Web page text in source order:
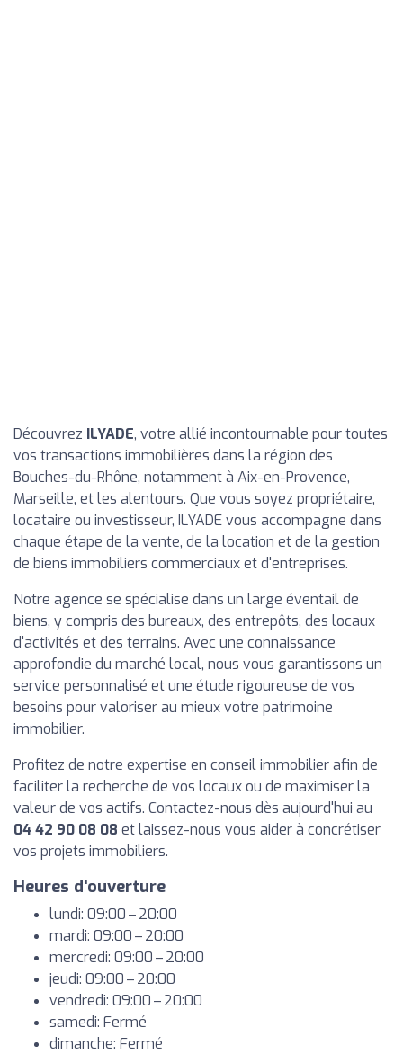
Découvrez ILYADE, votre allié incontournable pour toutes
vos transactions immobilières dans la région des
Bouches-du-Rhône, notamment à Aix-en-Provence,
Marseille, et les alentours. Que vous soyez propriétaire,
locataire ou investisseur, ILYADE vous accompagne dans
chaque étape de la vente, de la location et de la gestion
de biens immobiliers commerciaux et d'entreprises.
Notre agence se spécialise dans un large éventail de
biens, y compris des bureaux, des entrepôts, des locaux
d'activités et des terrains. Avec une connaissance
approfondie du marché local, nous vous garantissons un
service personnalisé et une étude rigoureuse de vos
besoins pour valoriser au mieux votre patrimoine
immobilier.
Profitez de notre expertise en conseil immobilier afin de
faciliter la recherche de vos locaux ou de maximiser la
valeur de vos actifs. Contactez-nous dès aujourd'hui au
04 42 90 08 08 et laissez-nous vous aider à concrétiser
vos projets immobiliers.
Heures d'ouverture
lundi: 09:00 – 20:00
mardi: 09:00 – 20:00
mercredi: 09:00 – 20:00
jeudi: 09:00 – 20:00
vendredi: 09:00 – 20:00
samedi: Fermé
dimanche: Fermé